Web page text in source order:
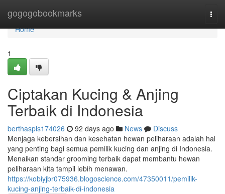
gogogobookmarks
Home
Home
1
Ciptakan Kucing & Anjing
Terbaik di Indonesia
berthaspls174026 92 days ago News
Discuss
Menjaga kebersihan dan kesehatan hewan peliharaan adalah hal
yang penting bagi semua pemilik kucing dan anjing di Indonesia.
Menaikan standar grooming terbaik dapat membantu hewan
peliharaan kita tampil lebih menawan.
https://kobiyjbr075936.blogoscience.com/47350011/pemilik-
kucing-anjing-terbaik-di-indonesia